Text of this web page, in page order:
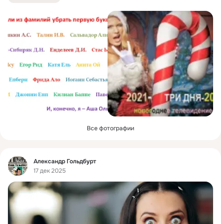
Все фотографии
Фид
Александр Гольдбурт
17 дек 2025